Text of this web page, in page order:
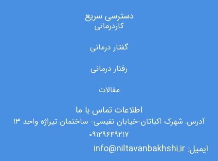
دسترسی سریع
کاردرمانی
گفتار درمانی
رفتار درمانی
مقالات
اطلاعات تماس با ما
آدرس: شهرک اکباتان-خیابان نفیسی- ساختمان تیراژه واحد ۱۳
۰۹۱۲۹۶۴۹۲۱۷
ایمیل: info@niltavanbakhshi.ir